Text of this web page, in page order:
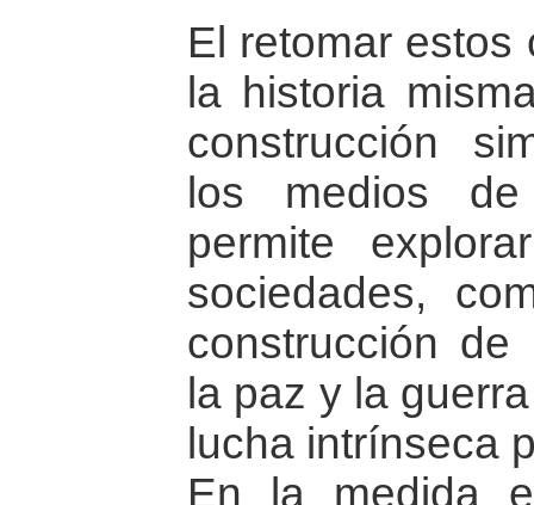
El retomar estos
la historia
construcción
los medios de
permite
sociedades,
construcción
la paz y la
lucha intrínseca
En la medida